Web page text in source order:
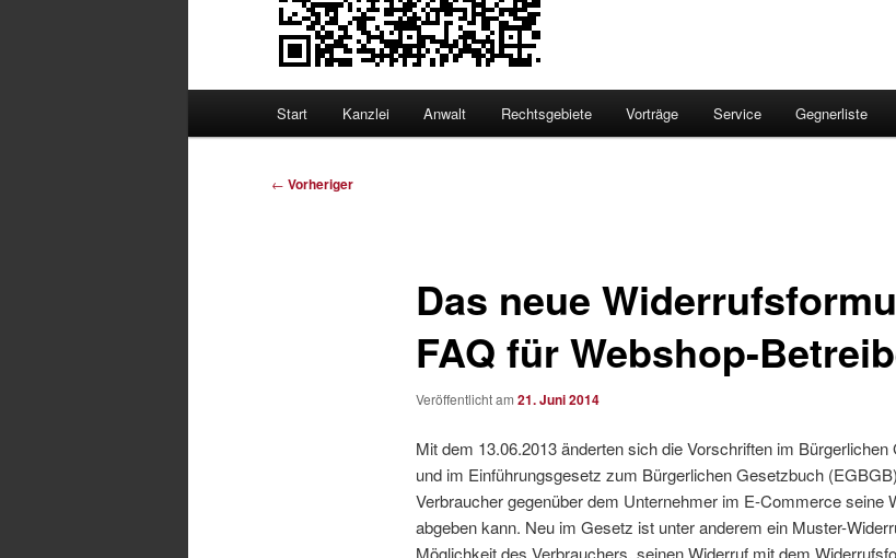
Start Kanzlei Anwalt Rechtsgebiete Vorträge Service Gegnerliste
Beitragsnavigation
← Vorheriger
Das neue
FAQ für Webshop-
Veröffentlicht am 21. Juni 2014
Mit dem 13.06.2013 änderten sich die Vorschriften im
und im Einführungsgesetz zum Bürgerlichen Gesetzbuch
Verbraucher gegenüber dem Unternehmer im E-Commerce seine
abgeben kann. Neu im Gesetz ist unter anderem ein Muster-
Möglichkeit des Verbrauchers, seinen Widerruf mit dem